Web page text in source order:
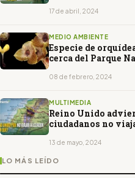
17 de abril, 2024
MEDIO AMBIENTE
Especie de
cerca del Parque
08 de febrero, 2024
MULTIMEDIA
Reino Unido
ciudadanos no
13 de mayo, 2024
LO MÁS LEÍDO